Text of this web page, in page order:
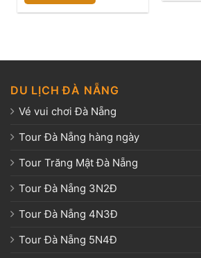
DU LỊCH ĐÀ NẴNG
Vé vui chơi Đà Nẵng
Tour Đà Nẵng hàng ngày
Tour Trăng Mật Đà Nẵng
Tour Đà Nẵng 3N2Đ
Tour Đà Nẵng 4N3Đ
Tour Đà Nẵng 5N4Đ